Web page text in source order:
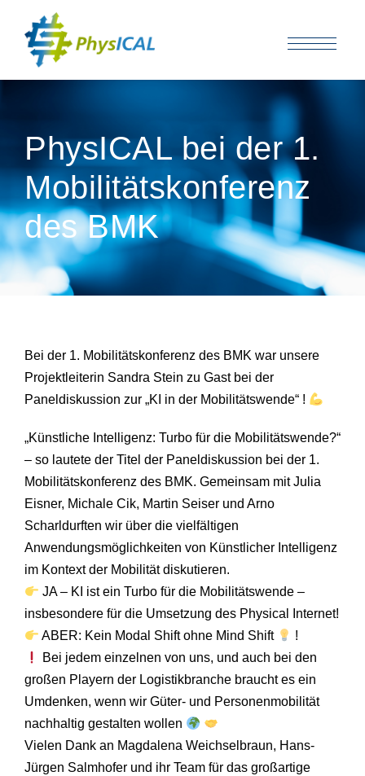
PhysICAL bei der 1.
Mobilitätskonferenz
des BMK
Bei der 1. Mobilitätskonferenz des BMK war unsere
Projektleiterin Sandra Stein zu Gast bei der
Paneldiskussion zur „KI in der Mobilitätswende“ !
„Künstliche Intelligenz: Turbo für die Mobilitätswende?“
– so lautete der Titel der Paneldiskussion bei der 1.
Mobilitätskonferenz des BMK. Gemeinsam mit Julia
Eisner, Michale Cik, Martin Seiser und Arno
Scharldurften wir über die vielfältigen
Anwendungsmöglichkeiten von Künstlicher Intelligenz
im Kontext der Mobilität diskutieren.
JA – KI ist ein Turbo für die Mobilitätswende –
insbesondere für die Umsetzung des Physical Internet!
ABER: Kein Modal Shift ohne Mind Shift
!
Bei jedem einzelnen von uns, und auch bei den
großen Playern der Logistikbranche braucht es ein
Umdenken, wenn wir Güter- und Personenmobilität
nachhaltig gestalten wollen
Vielen Dank an Magdalena Weichselbraun, Hans-
Jürgen Salmhofer und ihr Team für das großartige